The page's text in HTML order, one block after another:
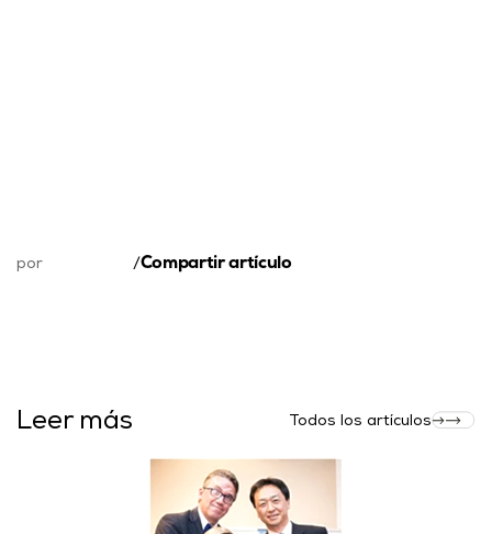
por /Compartir artículo
Leer más Todos los artículos